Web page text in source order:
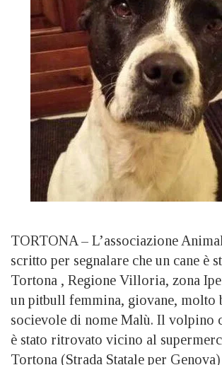
TORTONA – L’associazione
scritto per segnalare che un cane è
Tortona , Regione Villoria, zona
un pitbull femmina, giovane, molto
socievole di nome Malù. Il volpino
è stato ritrovato vicino al
Tortona (Strada Statale per